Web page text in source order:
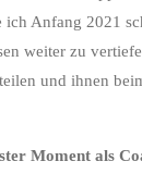
ich Anfang 2021
weiter zu
und ihnen
Moment als